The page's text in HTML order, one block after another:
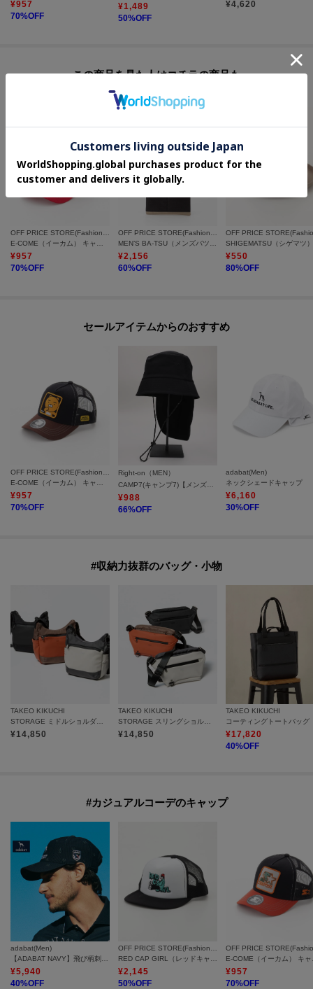
¥957
70%OFF
¥1,489
50%OFF
¥4,620
この商品を見た人はコチラの商品も
チェックしています
OFF PRICE STORE(Fashion Goods)
E-COME（イーカム） キャラクターメッシュCAP
¥957
70%OFF
OFF PRICE STORE(Fashion Goods)
MEN’S BA-TSU（メンズバツ） マルチショルダーバッグ
¥2,156
60%OFF
¥550
80%OFF
セールアイテムからのおすすめ
¥957
70%OFF
Right-on（MEN）
¥988
66%OFF
adabat(Men)
ネックシェードキャップ
¥6,160
30%OFF
#収納力抜群のバッグ・小物
TAKEO KIKUCHI
STORAGE ミドルショルダーバック
¥14,850
TAKEO KIKUCHI
STORAGE スリングショルダーバック
¥14,850
TAKEO KIKUCHI
コーティングトートバッグ
¥17,820
40%OFF
#カジュアルコーデのキャップ
adabat(Men)
¥5,940
40%OFF
¥2,145
50%OFF
¥957
70%OFF